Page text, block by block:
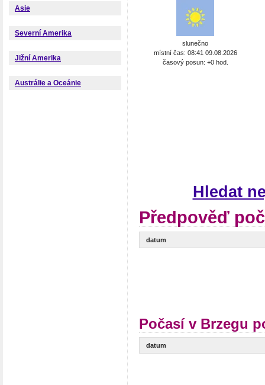
Asie
Severní Amerika
Jižní Amerika
Austrálie a Oceánie
slunečno
místní čas: 08:41 09.08.2026
časový posun: +0 hod.
Hledat
Předpověď
datum
Počasí v Brzegu
datum